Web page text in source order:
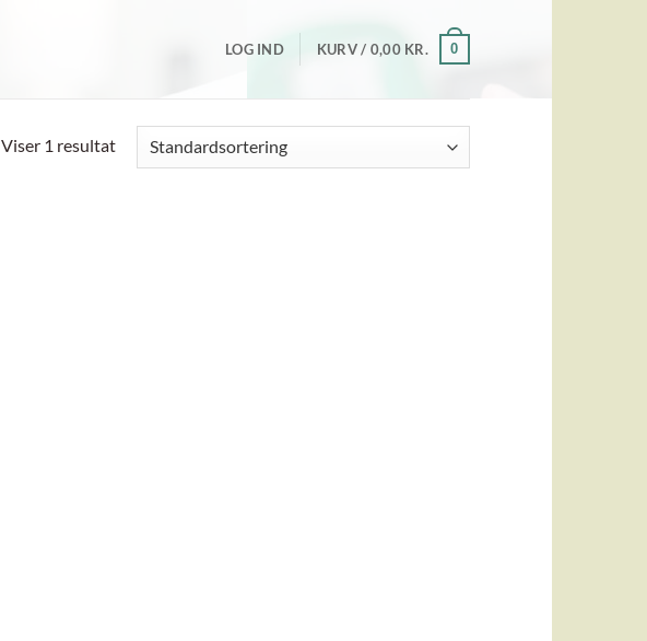
LOG IND KURV / 0,00 KR. 0
Viser 1 resultat